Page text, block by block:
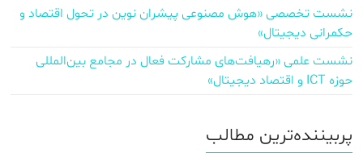
نشست تخصصی «هوش مصنوعی پیشران نوین در تحول اقتصاد و
حکمرانی دیجیتال»
نشست علمی «رهیافت‌های مشارکت فعال در مجامع بین‌المللی
حوزه ICT و اقتصاد دیجیتال»
پربیننده‌ترین مطالب